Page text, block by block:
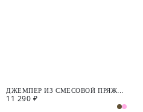
ДЖЕМПЕР ИЗ СМЕСОВОЙ ПРЯЖИ
С ДОБАВЛЕНИЕМ ЛЮРЕКСА
11 290 ₽